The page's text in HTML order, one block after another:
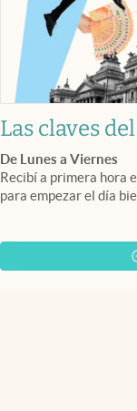
Las claves
De Lunes a Viernes
Recibí a primera hora
para empezar el día